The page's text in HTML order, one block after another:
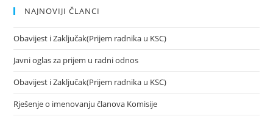
NAJNOVIJI ČLANCI
Obavijest i Zaključak(Prijem radnika u KSC)
Javni oglas za prijem u radni odnos
Obavijest i Zaključak(Prijem radnika u KSC)
Rješenje o imenovanju članova Komisije